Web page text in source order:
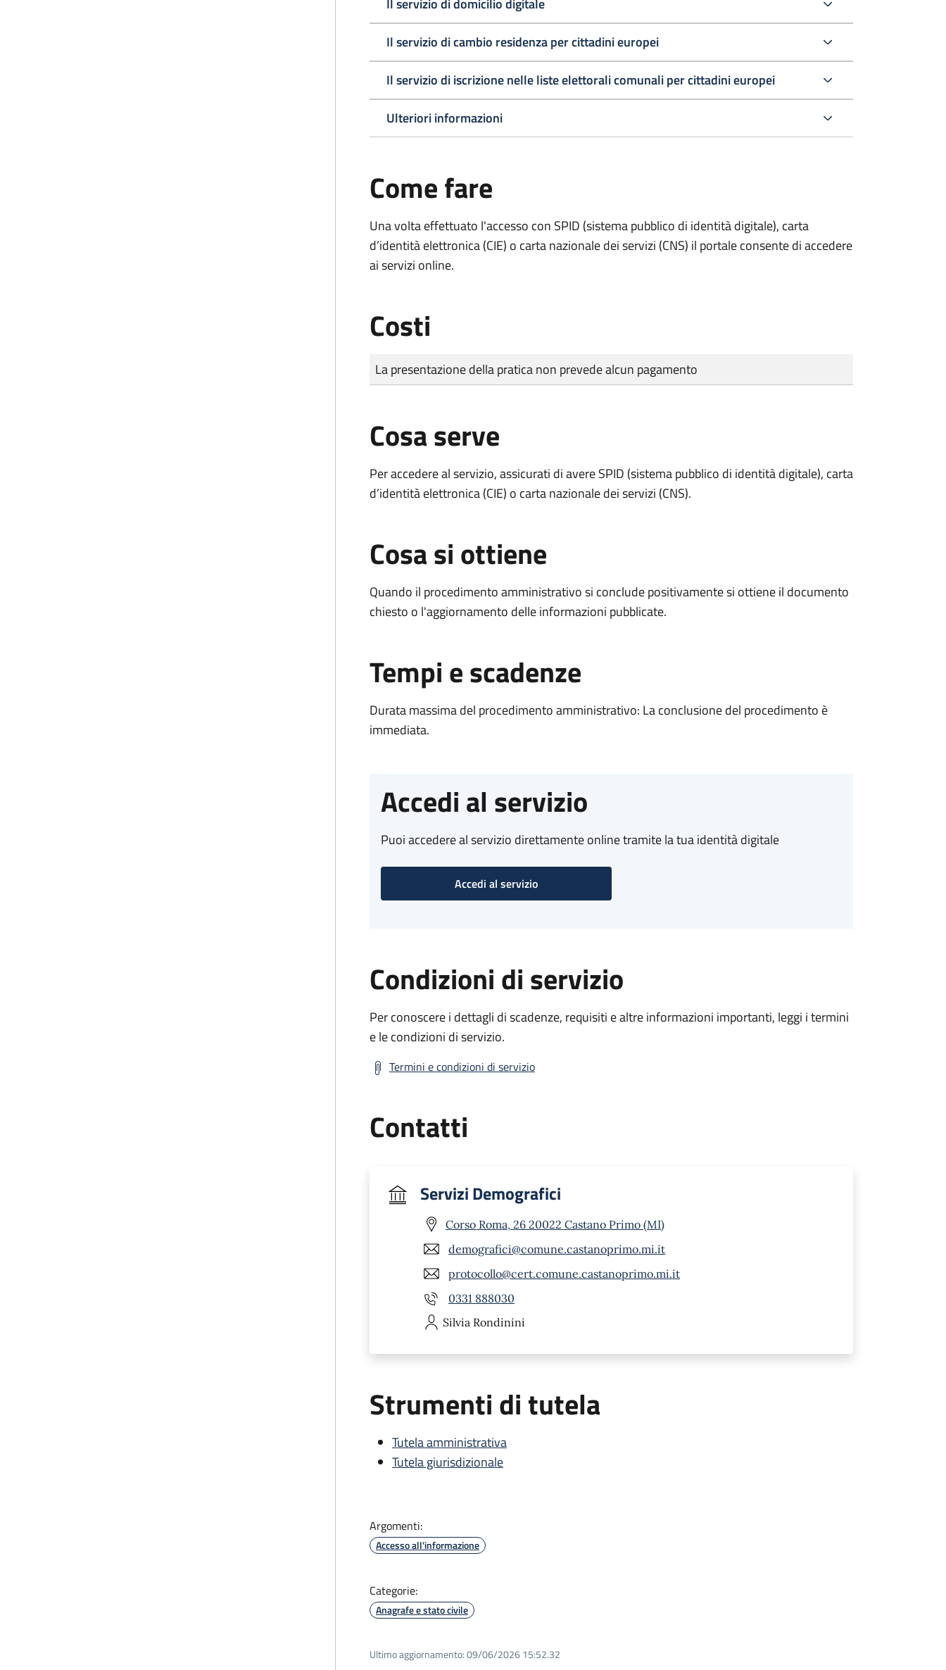
Il servizio di domicilio digitale
Il servizio di cambio residenza per cittadini europei
Il servizio di iscrizione nelle liste elettorali comunali per cittadini europei
Ulteriori informazioni
Come fare
Una volta effettuato l'accesso con SPID (sistema pubblico di identità digitale), carta
d’identità elettronica (CIE) o carta nazionale dei servizi (CNS) il portale consente di accedere
ai servizi online.
Costi
Tipo di pagamento
Importo
La presentazione della pratica non prevede alcun pagamento
Cosa serve
Per accedere al servizio, assicurati di avere SPID (sistema pubblico di identità digitale), carta
d’identità elettronica (CIE) o carta nazionale dei servizi (CNS).
Cosa si ottiene
Quando il procedimento amministrativo si conclude positivamente si ottiene il documento
chiesto o l'aggiornamento delle informazioni pubblicate.
Tempi e scadenze
Durata massima del procedimento amministrativo: La conclusione del procedimento è
immediata.
Accedi al servizio
Puoi accedere al servizio direttamente online tramite la tua identità digitale
Accedi al servizio
Condizioni di servizio
Per conoscere i dettagli di scadenze, requisiti e altre informazioni importanti, leggi i termini
e le condizioni di servizio.
Termini e condizioni di servizio
Contatti
Servizi Demografici
Corso Roma, 26 20022 Castano Primo (MI)
demografici@comune.castanoprimo.mi.it
protocollo@cert.comune.castanoprimo.mi.it
0331 888030
Silvia Rondinini
Strumenti di tutela
Tutela amministrativa
Tutela giurisdizionale
Argomenti:
Accesso all'informazione
Categorie:
Anagrafe e stato civile
Ultimo aggiornamento:09/06/2026 15:52.32